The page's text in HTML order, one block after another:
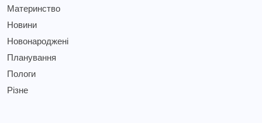
Материнство
Новини
Новонароджені
Планування
Пологи
Різне